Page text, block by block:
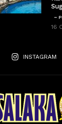
~
16
INSTAGRAM